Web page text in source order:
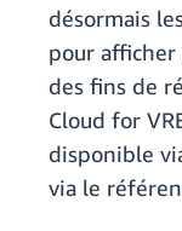
désormais
pour
des fins de
Cloud for
disponible
via le